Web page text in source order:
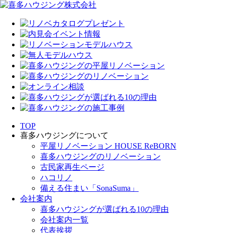
TOP
喜多ハウジングについて
平屋リノベーション HOUSE ReBORN
喜多ハウジングのリノベーション
古民家再生ページ
ハコリノ
備える住まい「SonaSuma」
会社案内
喜多ハウジングが選ばれる10の理由
会社案内一覧
代表挨拶